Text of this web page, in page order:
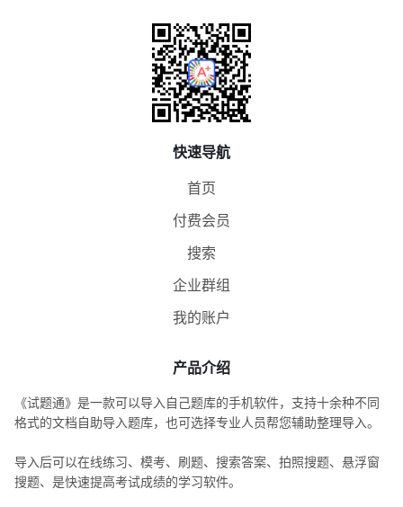
快速导航
首页
付费会员
搜索
企业群组
我的账户
产品介绍
《试题通》是一款可以导入自己题库的手机软件，支持十余种不同
格式的文档自助导入题库，也可选择专业人员帮您辅助整理导入。
导入后可以在线练习、模考、刷题、搜索答案、拍照搜题、悬浮窗
搜题、是快速提高考试成绩的学习软件。